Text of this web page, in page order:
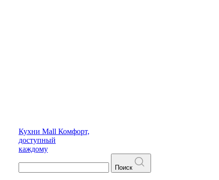
Кухни Mall Комфорт,
доступный
каждому
Поиск